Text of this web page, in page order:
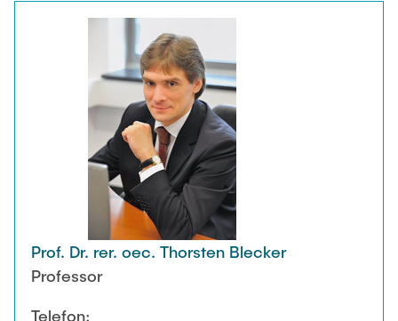
Prof. Dr. rer. oec. Thorsten Blecker
Professor
Telefon: